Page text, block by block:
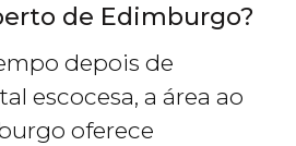
de Edimburgo?
depois de
escocesa, a área ao
oferece